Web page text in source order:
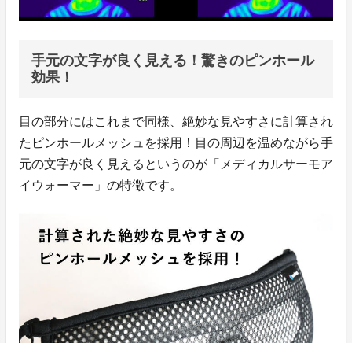
手元の文字が良く見える！驚きのピンホール
効果！
目の部分にはこれまで同様、絶妙な見やすさに計算され
たピンホールメッシュを採用！目の周辺を温めながら手
元の文字が良く見えるというのが「メディカルサーモア
イウォーマー」の特徴です。